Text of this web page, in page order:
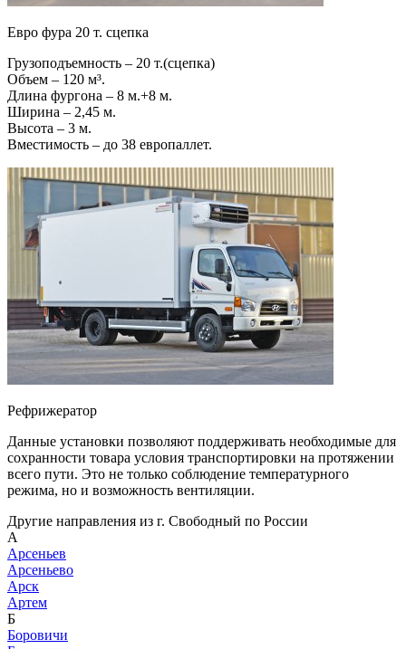
Евро фура 20 т. сцепка
Грузоподъемность – 20 т.(сцепка)
Объем – 120 м³.
Длина фургона – 8 м.+8 м.
Ширина – 2,45 м.
Высота – 3 м.
Вместимость – до 38 европаллет.
Рефрижератор
Данные установки позволяют поддерживать необходимые для
сохранности товара условия транспортировки на протяжении
всего пути. Это не только соблюдение температурного
режима, но и возможность вентиляции.
Другие направления из г. Свободный по России
А
Арсеньев
Арсеньево
Арск
Артем
Б
Боровичи